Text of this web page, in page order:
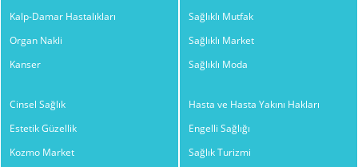
Kalp-Damar Hastalıkları
Organ Nakli
Kanser
Sağlıklı Mutfak
Sağlıklı Market
Sağlıklı Moda
Cinsel Sağlık
Estetik Güzellik
Kozmo Market
Hasta ve Hasta Yakını Hakları
Engelli Sağlığı
Sağlık Turizmi